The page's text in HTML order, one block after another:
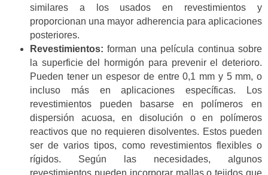
similares a los usados en revestimientos y
proporcionan una mayor adherencia para aplicaciones
posteriores.
Revestimientos: forman una película continua sobre
la superficie del hormigón para prevenir el deterioro.
Pueden tener un espesor de entre 0,1 mm y 5 mm, o
incluso más en aplicaciones específicas. Los
revestimientos pueden basarse en polímeros en
dispersión acuosa, en disolución o en polímeros
reactivos que no requieren disolventes. Estos pueden
ser de varios tipos, como revestimientos flexibles o
rígidos. Según las necesidades, algunos